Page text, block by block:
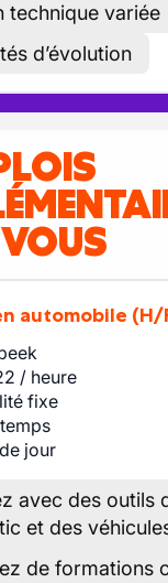
technique variée
d’évolution
automobile (H/
/ heure
fixe
jour
avec des outils
et des
de formations